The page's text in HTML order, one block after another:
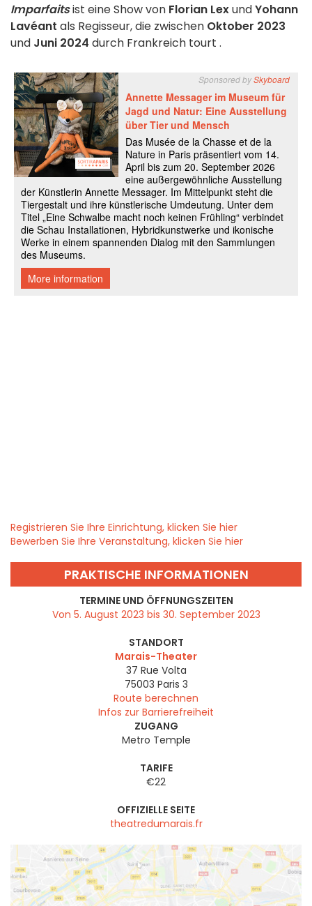
Imparfaitsist eine Show von Florian LexundYohann
Lavéant als Regisseur, die zwischen Oktober 2023
und Juni 2024 durch Frankreich tourt .
Registrieren Sie Ihre Einrichtung, klicken Sie hier
Bewerben Sie Ihre Veranstaltung, klicken Sie hier
PRAKTISCHE INFORMATIONEN
TERMINE UND ÖFFNUNGSZEITEN
Von 5. August 2023 bis 30. September 2023
STANDORT
Marais-Theater
37 Rue Volta
75003 Paris 3
Route berechnen
Infos zur Barrierefreiheit
ZUGANG
Metro Temple
TARIFE
€22
OFFIZIELLE SEITE
theatredumarais.fr